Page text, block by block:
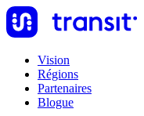
Vision
Régions
Partenaires
Blogue